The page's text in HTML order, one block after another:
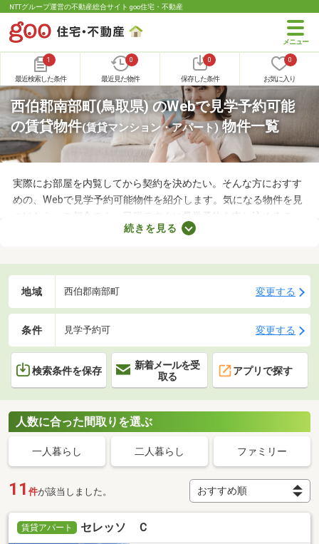
NTTグループ運営の不動産総合サイト goo住宅・不動産
1
最近検索した条件
0
最近見た物件
0
保存した条件
0
お気に入り
西伯郡南部町(鳥取県) のWebで見学予約可能
の賃貸物件(賃貸マンション・アパート)物件一覧
実際にお部屋を内覧してから契約を決めたい。そんな方におすす
めの、Webで見学予約可能物件を紹介します。気になる物件を見
つけたら、ご都合のよい日程ですぐに見学予約を申し込めるの
で、お部屋探しもスムーズに進みますよ。複数のお部屋を実際に
続きを見る
地域 西伯郡南部町 変更する
条件 見学予約可 変更する
検索条件を保存
新着メールを受
取る
アプリで探す
人数に合った間取りを選ぶ
一人暮らし 二人暮らし ファミリー
11 件が該当しました。
賃貸アパート セレッソ Ｃ